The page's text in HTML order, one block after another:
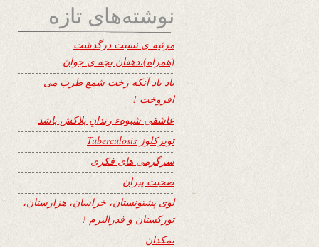
نوشته‌های تازه
مرثیه ی نسبت درگذشت
(همراه)،دهقان بچه ی جوان
یاد باد آنکه رخت شمع طرب می
افروخت !
عاشقی شیوهء رندانِ بلاکش باشد
توبرکلوز Tuberculosis
سرگرمی های فکری
صحبت پیران
لوی پشتونستان، خراسان، هزارستان،
تورکستان و فدرالیزم !
نمکدان